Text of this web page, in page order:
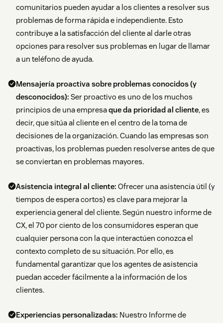
comunitarios pueden ayudar a los clientes a resolver sus
problemas de forma rápida e independiente. Esto
contribuye a la satisfacción del cliente al darle otras
opciones para resolver sus problemas en lugar de llamar
a un teléfono de ayuda.
Mensajería proactiva sobre problemas conocidos (y
desconocidos): Ser proactivo es uno de los muchos
principios de una empresaque da prioridad al cliente, es
decir, que sitúa al cliente en el centro de la toma de
decisiones de la organización. Cuando las empresas son
proactivas, los problemas pueden resolverse antes de que
se conviertan en problemas mayores.
Asistencia integral al cliente: Ofrecer una asistencia útil (y
tiempos de espera cortos) es clave para mejorar la
experiencia general del cliente. Según nuestro informe de
CX, el 70 por ciento de los consumidores esperan que
cualquier persona con la que interactúen conozca el
contexto completo de su situación. Por ello, es
fundamental garantizar que los agentes de asistencia
puedan acceder fácilmente a la información de los
clientes.
Experiencias personalizadas: Nuestro Informe de